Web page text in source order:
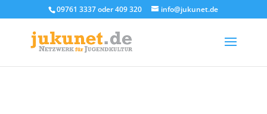
09761 3337 oder 409 320 info@jukunet.de